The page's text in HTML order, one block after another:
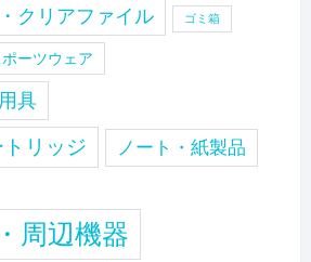
クリアファイル ゴミ箱
ーツウェア
具
トリッジ ノート・紙製品
周辺機器